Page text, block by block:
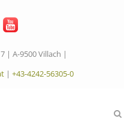
| A-9500 Villach |
| +43-4242-56305-0